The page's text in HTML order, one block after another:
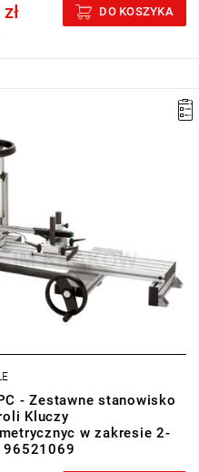
DO KOSZYKA
- Zestawne stanowisko
Kluczy
w zakresie 2-
96521069